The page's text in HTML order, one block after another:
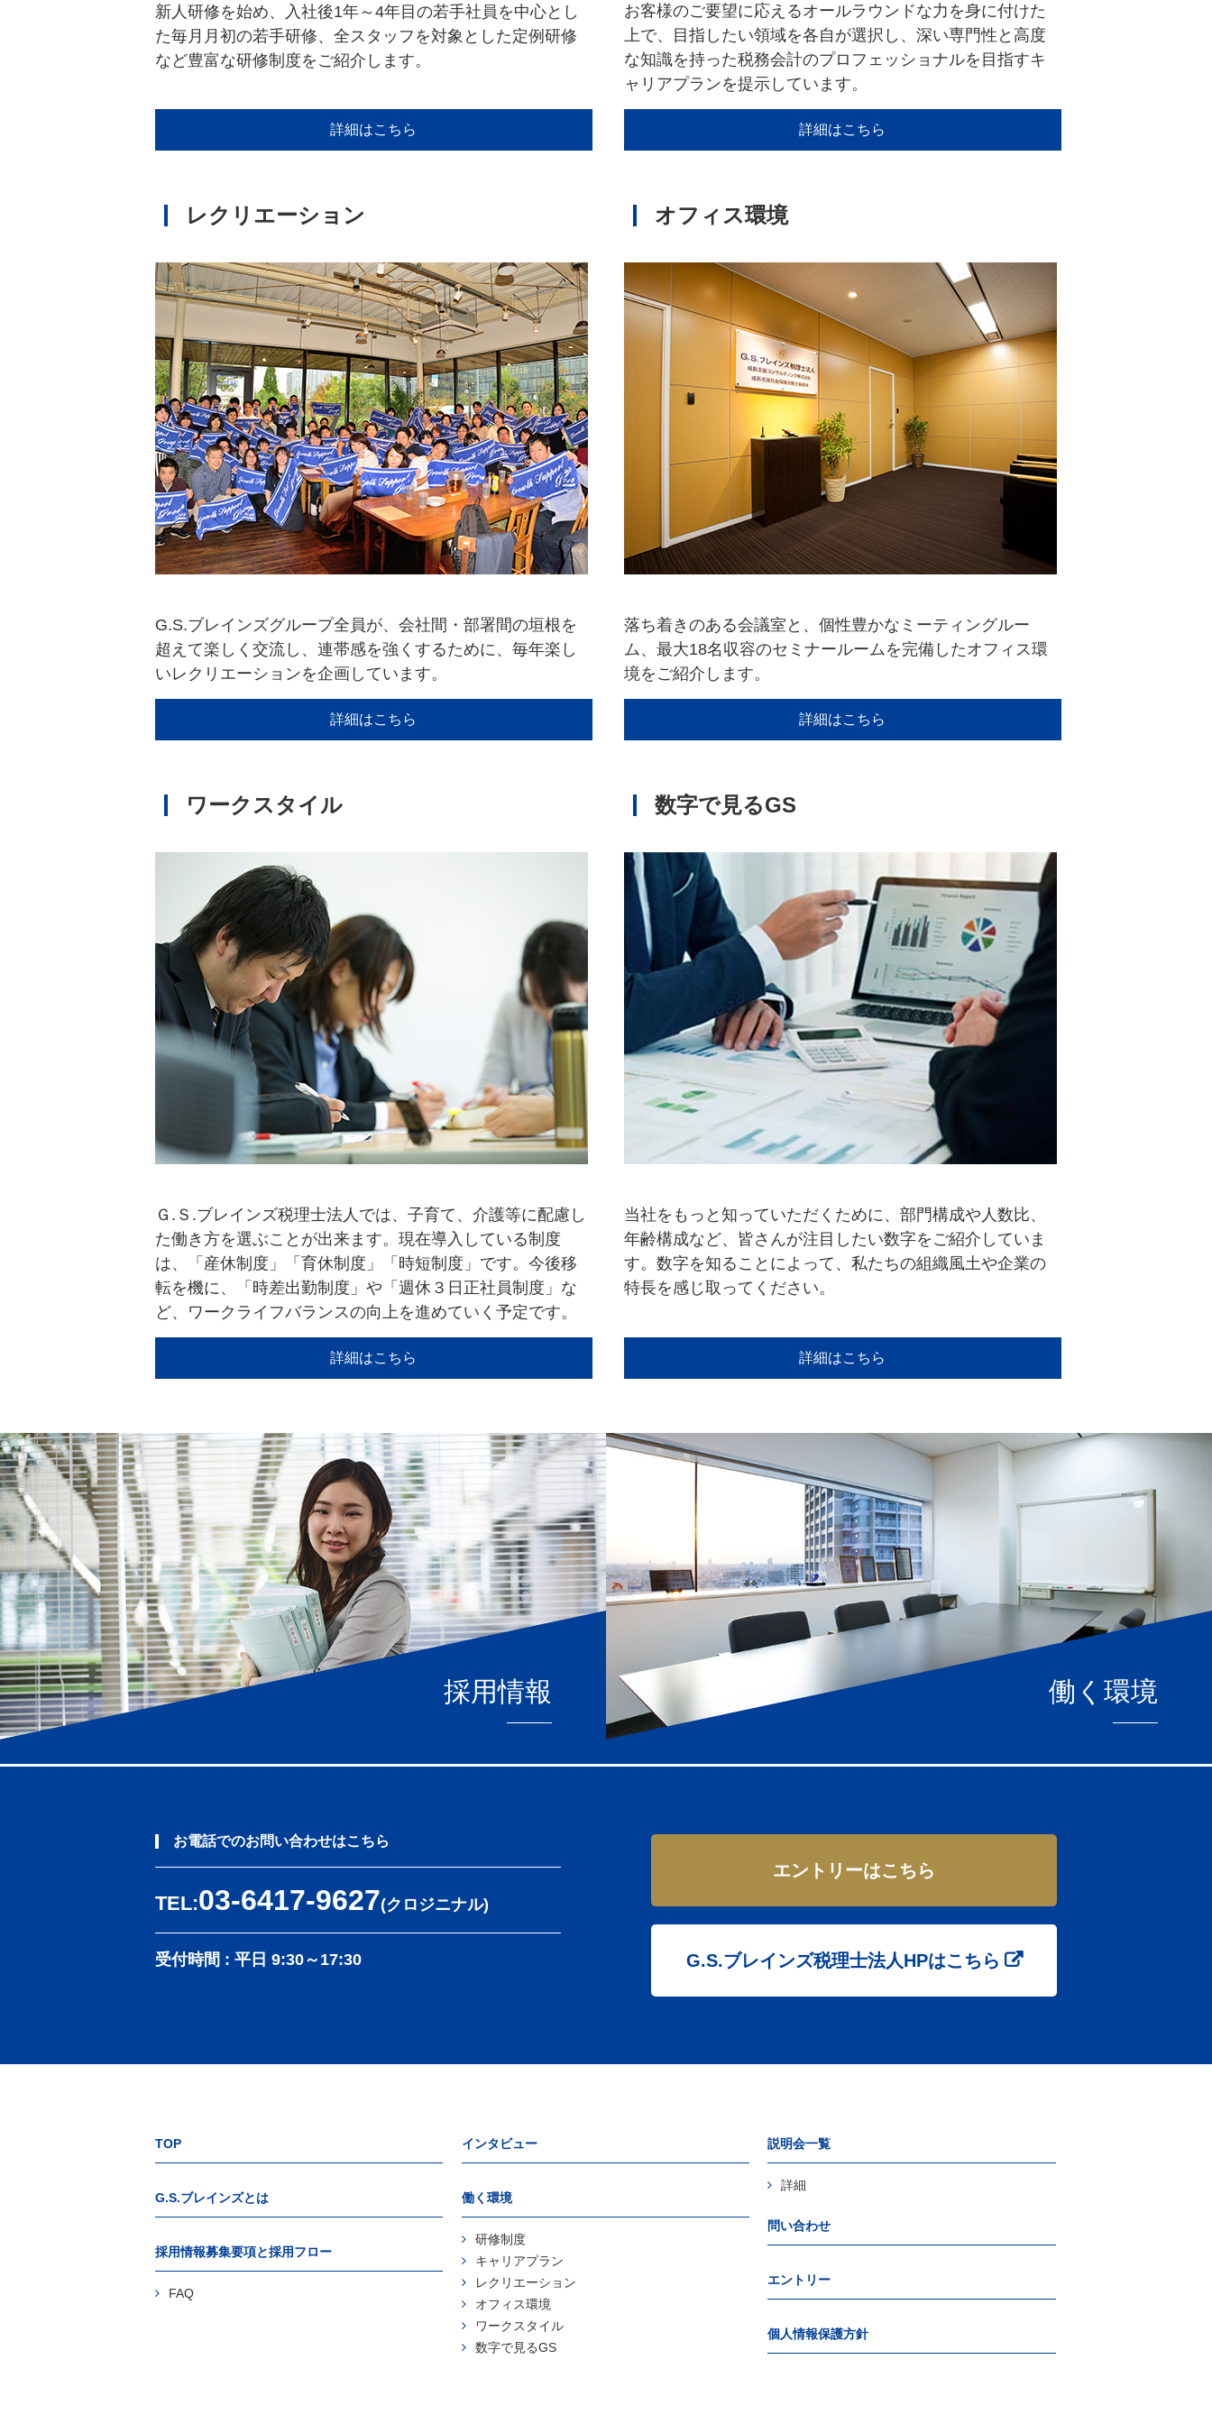
新人研修を始め、入社後1年～4年目の若手社員を中心とし
た毎月月初の若手研修、全スタッフを対象とした定例研修
など豊富な研修制度をご紹介します。
詳細はこちら
お客様のご要望に応えるオールラウンドな力を身に付けた
上で、目指したい領域を各自が選択し、深い専門性と高度
な知識を持った税務会計のプロフェッショナルを目指すキ
ャリアプランを提示しています。
詳細はこちら
レクリエーション
G.S.ブレインズグループ全員が、会社間・部署間の垣根を
超えて楽しく交流し、連帯感を強くするために、毎年楽し
いレクリエーションを企画しています。
詳細はこちら
オフィス環境
落ち着きのある会議室と、個性豊かなミーティングルー
ム、最大18名収容のセミナールームを完備したオフィス環
境をご紹介します。
詳細はこちら
ワークスタイル
Ｇ.Ｓ.ブレインズ税理士法人では、子育て、介護等に配慮し
た働き方を選ぶことが出来ます。現在導入している制度
は、「産休制度」「育休制度」「時短制度」です。今後移
転を機に、「時差出勤制度」や「週休３日正社員制度」な
ど、ワークライフバランスの向上を進めていく予定です。
詳細はこちら
数字で見るGS
当社をもっと知っていただくために、部門構成や人数比、
年齢構成など、皆さんが注目したい数字をご紹介していま
す。数字を知ることによって、私たちの組織風土や企業の
特長を感じ取ってください。
詳細はこちら
採用情報 働く環境
お電話でのお問い合わせはこちら
TEL:03-6417-9627(クロジニナル)
受付時間 : 平日 9:30～17:30
エントリーはこちら
G.S.ブレインズ税理士法人HPはこちら
TOP
G.S.ブレインズとは
採用情報募集要項と採用フロー
FAQ
インタビュー
働く環境
研修制度
キャリアプラン
レクリエーション
オフィス環境
ワークスタイル
数字で見るGS
説明会一覧
詳細
問い合わせ
エントリー
個人情報保護方針